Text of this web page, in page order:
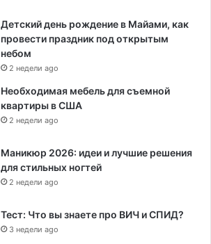
Детский день рождение в Майами, как
провести праздник под открытым
небом
2 недели ago
Необходимая мебель для съемной
квартиры в США
2 недели ago
Маникюр 2026: идеи и лучшие решения
для стильных ногтей
2 недели ago
Тест: Что вы знаете про ВИЧ и СПИД?
3 недели ago